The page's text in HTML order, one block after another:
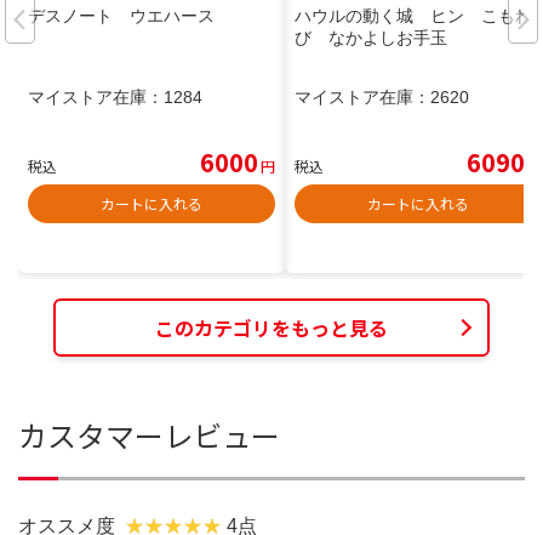
デスノート ウエハース
マイストア在庫： 1284
税込 6000円
カートに入れる
ハウルの動く城 ヒン こもれ
び なかよしお手玉
マイストア在庫： 2620
税込 6090
カートに入れる
このカテゴリをもっと見る
カスタマーレビュー
オススメ度 4点